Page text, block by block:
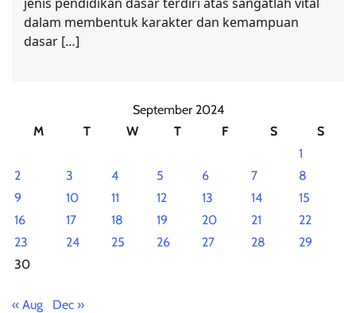
dalam membentuk karakter dan kemampuan
dasar […]
September 2024
M
T W T F S
S
1
2
3 4 5 6 7
8
9
10 11 12 13 14
15
16
17 18 19 20 21
22
23
24 25 26 27 28
29
30
« Aug Dec »